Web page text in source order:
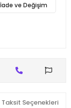
İade ve Değişim
Taksit Seçenekleri